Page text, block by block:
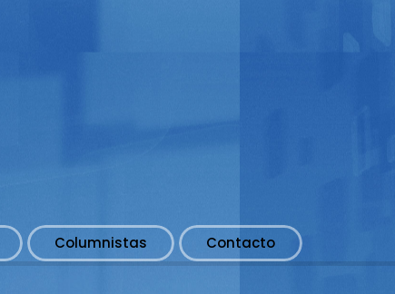
Columnistas Contacto